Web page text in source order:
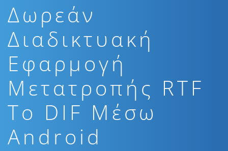
Δωρεάν
Διαδικτυακή
Εφαρμογή
Μετατροπής RTF
To DIF Μέσω
Android